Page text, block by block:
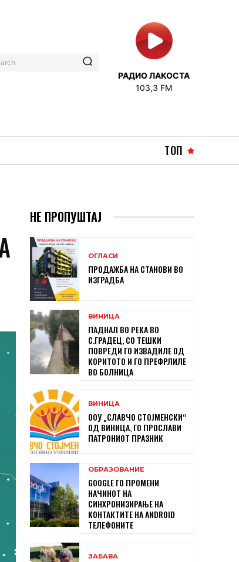
РАДИО ЛАКОСТА
103,3 FM
ТОП
НЕ ПРОПУШТАЈ
ОГЛАСИ
ПРОДАЖБА НА СТАНОВИ ВО
ИЗГРАДБА
ВИНИЦА
ПАДНАЛ ВО РЕКА ВО
С.ГРАДЕЦ, СО ТЕШКИ
ПОВРЕДИ ГО ИЗВАДИЛЕ ОД
КОРИТОТО И ГО ПРЕФРЛИЛЕ
ВО БОЛНИЦА
ВИНИЦА
ООУ „СЛАВЧО СТОЈМЕНСКИ“
ОД ВИНИЦА, ГО ПРОСЛАВИ
ПАТРОНИОТ ПРАЗНИК
ОБРАЗОВАНИЕ
GOOGLE ГО ПРОМЕНИ
НАЧИНОТ НА
СИНХРОНИЗИРАЊЕ НА
КОНТАКТИТЕ НА ANDROID
ТЕЛЕФОНИТЕ
ЗАБАВА